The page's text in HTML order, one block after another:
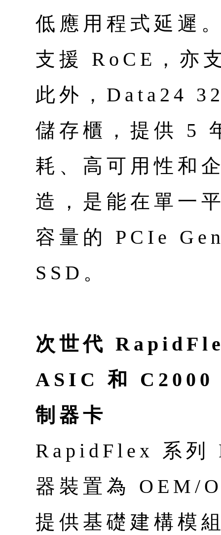
低應用程式延遲
支援 RoCE，亦
此外，Data24
儲存櫃，提供 5
耗、高可用性和
造，是能在單一
容量的 PCIe
SSD。
次世代
ASIC 和 C2000
制器卡
RapidFlex 系列
器裝置為 OEM/
提供基礎建構模